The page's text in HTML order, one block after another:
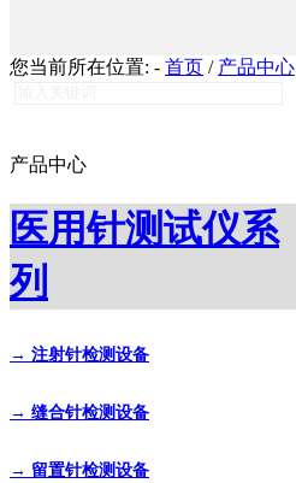
您当前所在位置: - 首页 / 产品中心
产品中心
医用针测试仪系
列
→ 注射针检测设备
→ 缝合针检测设备
→ 留置针检测设备